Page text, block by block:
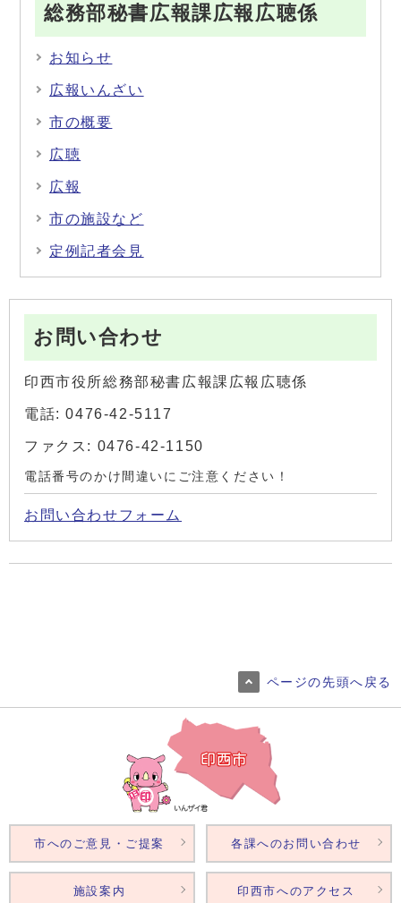
総務部秘書広報課広報広聴係
お知らせ
広報いんざい
市の概要
広聴
広報
市の施設など
定例記者会見
お問い合わせ
印西市役所総務部秘書広報課広報広聴係
電話: 0476-42-5117
ファクス: 0476-42-1150
電話番号のかけ間違いにご注意ください！
お問い合わせフォーム
ページの先頭へ戻る
市へのご意見・ご提案 各課へのお問い合わせ
施設案内 印西市へのアクセス